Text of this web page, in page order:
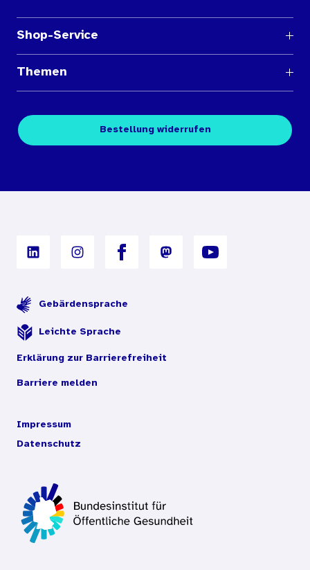
Shop-Service
Medienübersichten
Kontakt
Themen
Fachpublikationen
Digitales Archiv
Bestellung widerrufen
Gebärdensprache
Leichte Sprache
Erklärung zur Barrierefreiheit
Barriere melden
Impressum
Datenschutz